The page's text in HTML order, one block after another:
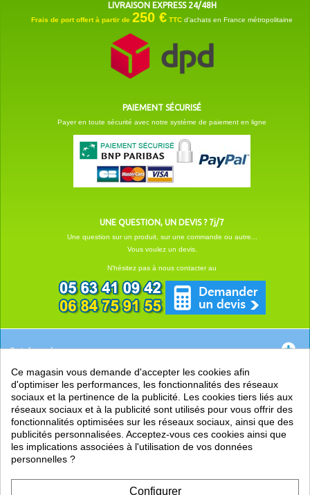
LIVRAISON EXPRESS 24/48H
Frais de port offert à partir de 250 € TTC d'achats en France métropolitaine
PAIEMENT SÉCURISÉ
Payer en toute sécurité avec notre système de paiement en ligne
UNE QUESTION, UN DEVIS ? 7j/7
Une question sur un produit, sur une commande ou autre...
Vous voulez un devis.
N'hésitez pas à nous contacter au
Catégories
EN SAVOIR +
PRATIQUE
LIENS
Ce magasin vous demande d'accepter les cookies afin
d'optimiser les performances, les fonctionnalités des réseaux
sociaux et la pertinence de la publicité. Les cookies tiers liés aux
réseaux sociaux et à la publicité sont utilisés pour vous offrir des
fonctionnalités optimisées sur les réseaux sociaux, ainsi que des
publicités personnalisées. Acceptez-vous ces cookies ainsi que
les implications associées à l'utilisation de vos données
personnelles ?
Configurer